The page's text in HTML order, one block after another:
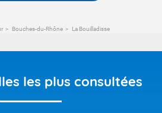
Bouches-du-Rhône La Bouilladisse
les plus consultées